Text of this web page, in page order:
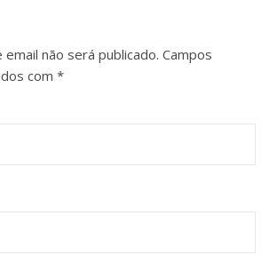
não será publicado. Campos
com *